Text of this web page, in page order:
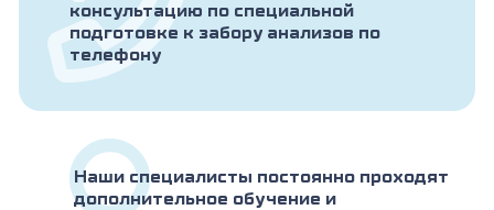
консультацию по специальной
подготовке к забору анализов по
телефону
Наши специалисты постоянно проходят
дополнительное обучение и